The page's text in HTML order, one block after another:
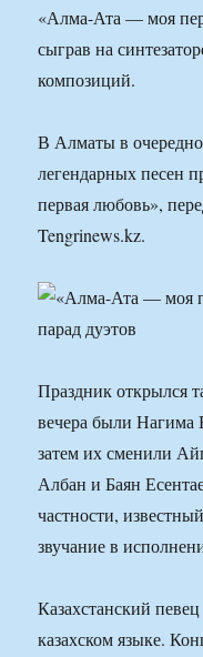
«Алма-Ата — моя
сыграв на
композиций.
В Алматы в
легендарных песен
первая любовь»,
Tengrinews.kz.
Праздник открылся
вечера были Нагима
затем их сменили
Албан и Баян
частности,
звучание в
Казахстанский
казахском языке.